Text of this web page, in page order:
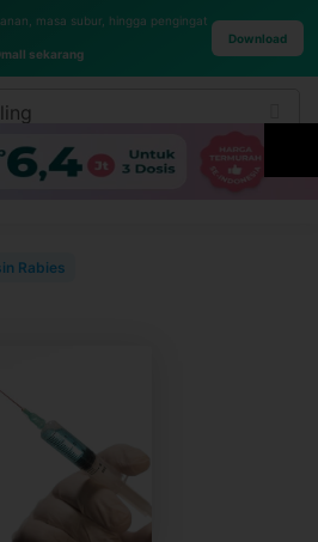
masa subur, hingga pengingat
sekarang
Download
Rabies